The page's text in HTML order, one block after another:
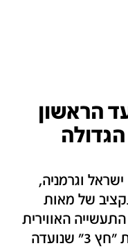
הראשון
וגרמניה,
של מאות
האווירית
הישראלית כדי לייצר את מערכת "חץ 3" שנועדה